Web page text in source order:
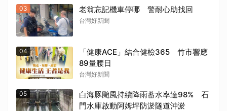
03 老翁忘記機車停哪 警耐心助找回
台灣好新聞
04
「健康ACE」結合健檢365 竹市響應
89量腰日
台灣好新聞
05
白海豚颱風持續降雨蓄水率達98% 石
門水庫啟動阿姆坪防淤隧道沖淤